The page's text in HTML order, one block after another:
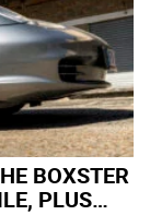
BOXSTER
PLUS